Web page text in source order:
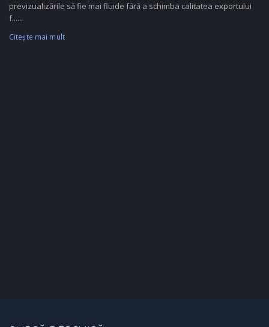
previzualizările să fie mai fluide fără a schimba calitatea exportului
f......
Citeşte mai mult